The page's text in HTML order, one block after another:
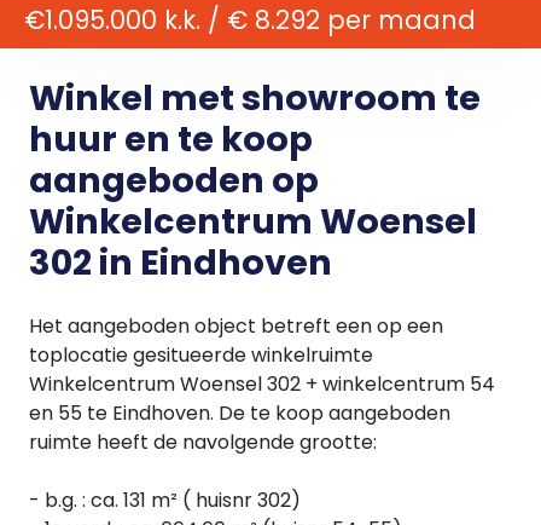
€1.095.000 k.k. / € 8.292 per maand
Winkel met showroom te
huur en te koop
aangeboden op
Winkelcentrum Woensel
302 in Eindhoven
Het aangeboden object betreft een op een
toplocatie gesitueerde winkelruimte
Winkelcentrum Woensel 302 + winkelcentrum 54
en 55 te Eindhoven. De te koop aangeboden
ruimte heeft de navolgende grootte:
- b.g. : ca. 131 m² ( huisnr 302)